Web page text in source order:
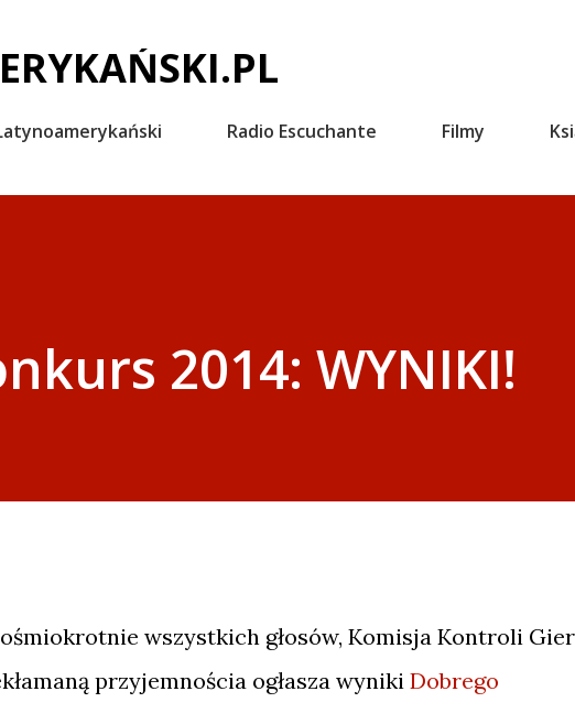
Radio Escuchante Filmy
2014: WYNIKI!
wszystkich głosów, Komisja Kontroli
przyjemnościa ogłasza wyniki Dobrego